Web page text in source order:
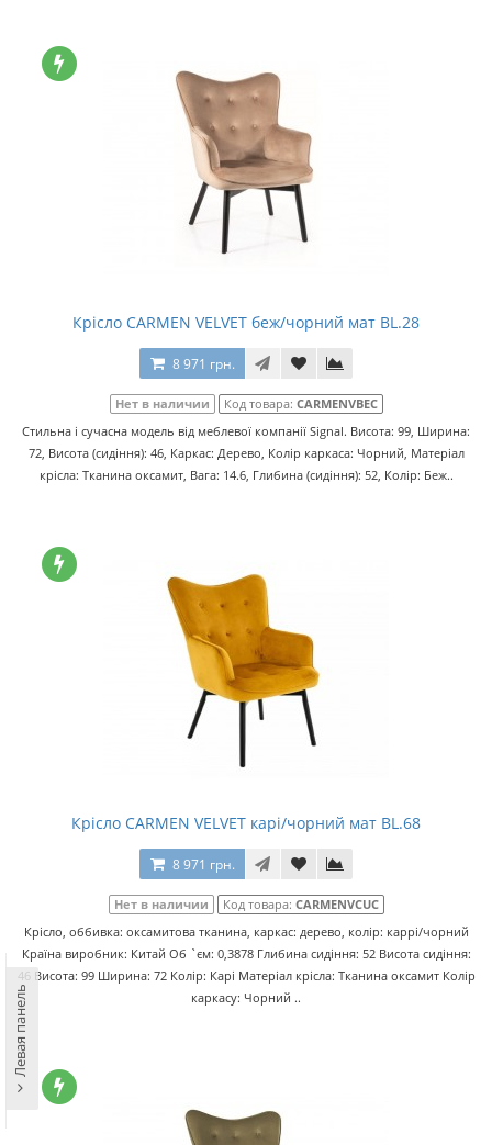
Крісло CARMEN VELVET беж/чорний мат BL.28
8 971 грн.
Нет в наличии Код товара: CARMENVBEC
Стильна і сучасна модель від меблевої компанії Signal. Висота: 99, Ширина:
72, Висота (сидіння): 46, Каркас: Дерево, Колір каркаса: Чорний, Матеріал
крісла: Тканина оксамит, Вага: 14.6, Глибина (сидіння): 52, Колір: Беж..
Крісло CARMEN VELVET карі/чорний мат BL.68
8 971 грн.
Нет в наличии Код товара: CARMENVCUC
Крісло, оббивка: оксамитова тканина, каркас: дерево, колір: каррі/чорний
Країна виробник: Китай Об `єм: 0,3878 Глибина сидіння: 52 Висота сидіння:
46 Висота: 99 Ширина: 72 Колір: Карі Матеріал крісла: Тканина оксамит Колір
каркасу: Чорний ..
Левая панель